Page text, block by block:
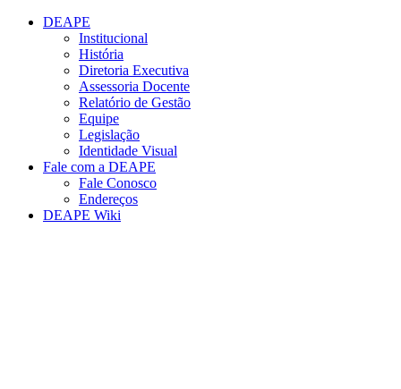
Conteúdo principal
DEAPE
Institucional
História
Diretoria Executiva
Assessoria Docente
Relatório de Gestão
Equipe
Legislação
Identidade Visual
Fale com a DEAPE
Fale Conosco
Endereços
DEAPE Wiki